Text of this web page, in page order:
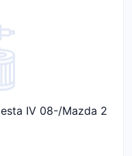
IV 08-/Mazda 2